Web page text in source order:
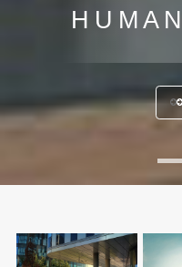
H U M A N